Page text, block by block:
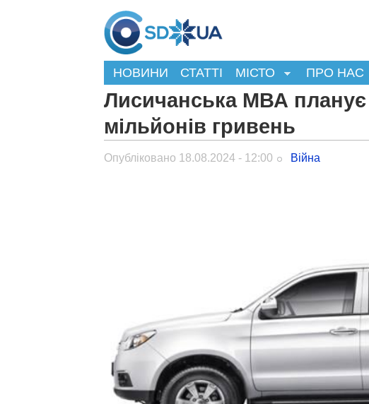
НОВИНИ СТАТТІ МІСТО ПРО НАС
Лисичанська МВА планує
мільйонів гривень
Опубліковано 18.08.2024 - 12:00 Війна